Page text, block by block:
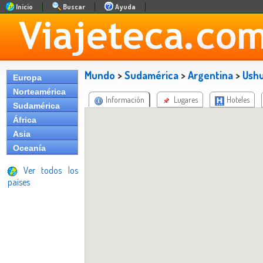
Inicio Buscar Ayuda
Europa
Norteamérica
Sudamérica
África
Asia
Oceanía
Ver todos los
países
Mundo >Sudamérica >Argentina >
Información Lugares Hoteles